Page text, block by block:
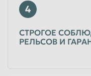
4
СТРОГОЕ
РЕЛЬСОВ И